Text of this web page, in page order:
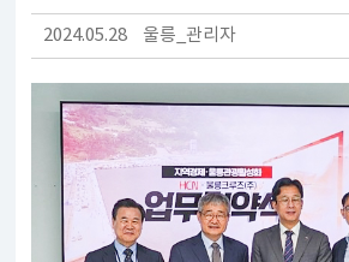
2024.05.28 울릉_관리자